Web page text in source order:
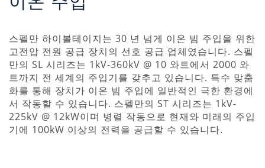
스펠만 하이볼테이지는 30 년 넘게 이온 빔 주입을 위한
고전압 전원 공급 장치의 선호 공급 업체였습니다. 스펠
만의 SL 시리즈는 1kV-360kV @ 10 와트에서 2000 와
트까지 전 세계의 주입기를 갖추고 있습니다. 특수 맞춤
화를 통해 장치가 이온 빔 주입에 일반적인 극한 환경에
서 작동할 수 있습니다. 스펠만의 ST 시리즈는 1kV-
225kV @ 12kW이며 병렬 작동으로 현재와 미래의 주입
기에 100kW 이상의 전력을 공급할 수 있습니다.